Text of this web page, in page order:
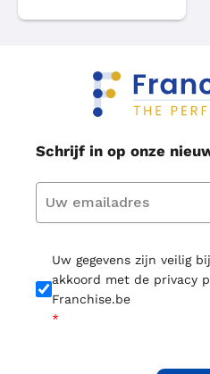
Schrijf in op onze
Uw gegevens zijn veilig
akkoord met de privacy
Franchise.be
*